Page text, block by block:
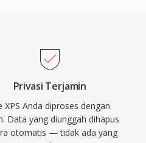
Privasi Terjamin
XPS Anda diproses dengan
Data yang diunggah dihapus
otomatis — tidak ada yang